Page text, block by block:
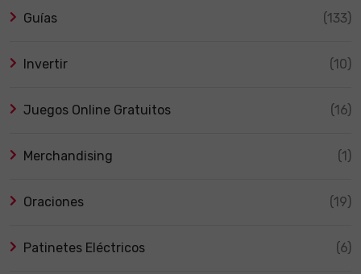
Guías (133)
Invertir (10)
Juegos Online Gratuitos (16)
Merchandising (1)
Oraciones (19)
Patinetes Eléctricos (6)